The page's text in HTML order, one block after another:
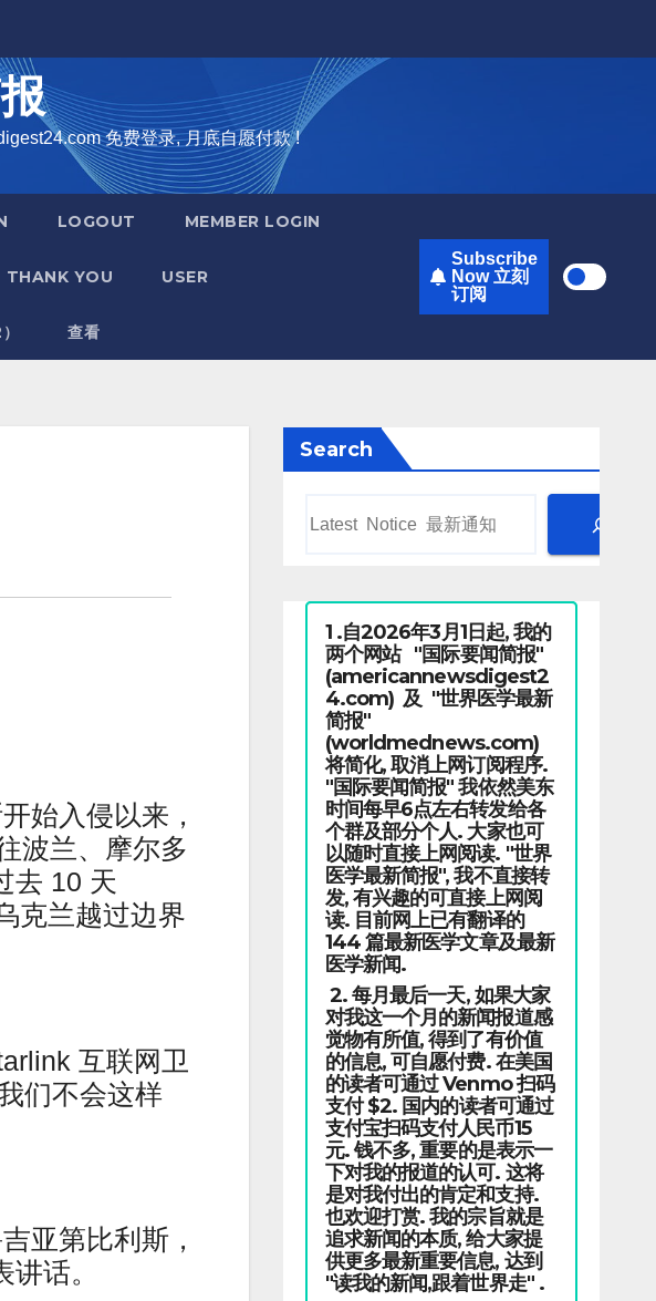
免费登录, 月底自愿付款 !
LOGOUT MEMBER LOGIN
THANK YOU USER
查看
Subscribe
Now 立刻
订阅
始入侵以来，
波兰、摩尔多
去 10 天
克兰越过边界
互联网卫
们不会这样
亚第比利斯，
话。
Search
1 .自2026年3月1日起, 我的
两个网站 "国际要闻简报"
(americannewsdigest2
4.com) 及 "世界医学最新
简报"
(worldmednews.com)
将简化, 取消上网订阅程序.
"国际要闻简报" 我依然美东
时间每早6点左右转发给各
个群及部分个人. 大家也可
以随时直接上网阅读. "世界
医学最新简报", 我不直接转
发, 有兴趣的可直接上网阅
读. 目前网上已有翻译的
144 篇最新医学文章及最新
医学新闻.
2. 每月最后一天, 如果大家
对我这一个月的新闻报道感
觉物有所值, 得到了有价值
的信息, 可自愿付费. 在美国
的读者可通过 Venmo 扫码
支付 $2. 国内的读者可通过
支付宝扫码支付人民币15
元. 钱不多, 重要的是表示一
下对我的报道的认可. 这将
是对我付出的肯定和支持.
也欢迎打赏. 我的宗旨就是
追求新闻的本质, 给大家提
供更多最新重要信息, 达到
"读我的新闻,跟着世界走" .